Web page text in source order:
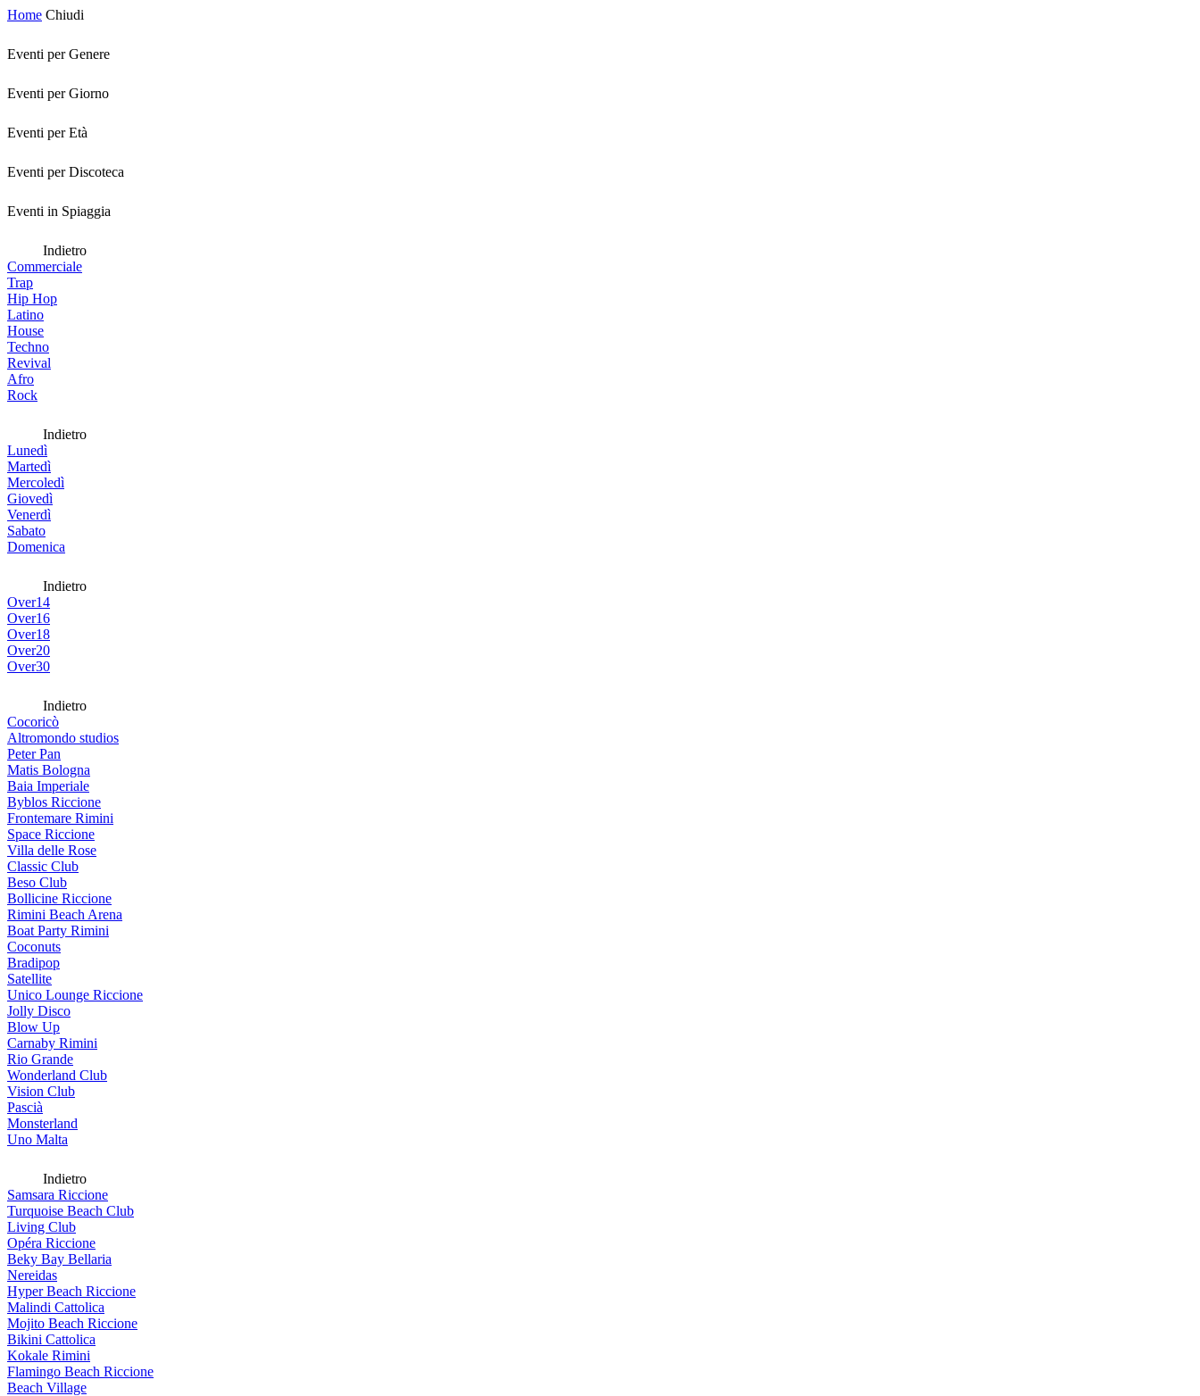
Home Chiudi
Eventi per Genere
Eventi per Giorno
Eventi per Età
Eventi per Discoteca
Eventi in Spiaggia
Indietro
Commerciale
Trap
Hip Hop
Latino
House
Techno
Revival
Afro
Rock
Indietro
Lunedì
Martedì
Mercoledì
Giovedì
Venerdì
Sabato
Domenica
Indietro
Over14
Over16
Over18
Over20
Over30
Indietro
Cocoricò
Altromondo studios
Peter Pan
Matis Bologna
Baia Imperiale
Byblos Riccione
Frontemare Rimini
Space Riccione
Villa delle Rose
Classic Club
Beso Club
Bollicine Riccione
Rimini Beach Arena
Boat Party Rimini
Coconuts
Bradipop
Satellite
Unico Lounge Riccione
Jolly Disco
Blow Up
Carnaby Rimini
Rio Grande
Wonderland Club
Vision Club
Pascià
Monsterland
Uno Malta
Indietro
Samsara Riccione
Turquoise Beach Club
Living Club
Opéra Riccione
Beky Bay Bellaria
Nereidas
Hyper Beach Riccione
Malindi Cattolica
Mojito Beach Riccione
Bikini Cattolica
Kokale Rimini
Flamingo Beach Riccione
Beach Village